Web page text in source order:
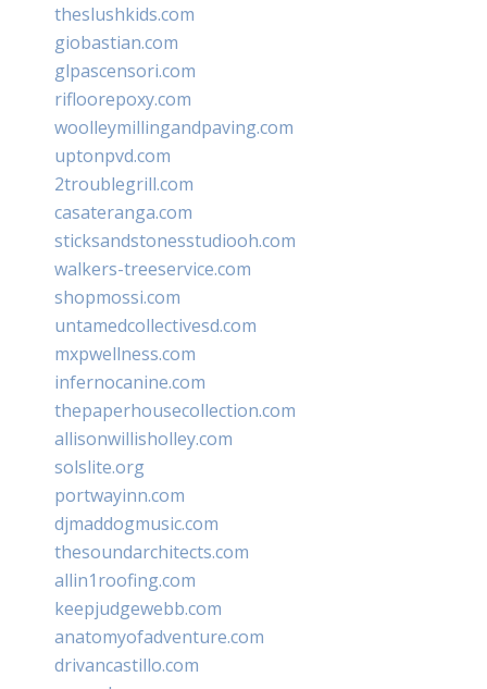
theslushkids.com
giobastian.com
glpascensori.com
rifloorepoxy.com
woolleymillingandpaving.com
uptonpvd.com
2troublegrill.com
casateranga.com
sticksandstonesstudiooh.com
walkers-treeservice.com
shopmossi.com
untamedcollectivesd.com
mxpwellness.com
infernocanine.com
thepaperhousecollection.com
allisonwillisholley.com
solslite.org
portwayinn.com
djmaddogmusic.com
thesoundarchitects.com
allin1roofing.com
keepjudgewebb.com
anatomyofadventure.com
drivancastillo.com